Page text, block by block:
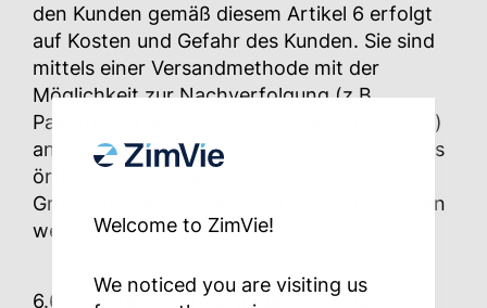
den Kunden gemäß diesem Artikel 6 erfolgt
auf Kosten und Gefahr des Kunden. Sie sind
mittels einer Versandmethode mit der
Möglichkeit zur Nachverfolgung (z.B.
Paketdienst wie UPS, DHL, Fedex, TNT, etc.)
an das ZimVie Distributionszentrum oder das
örtliche Warenlager zurückzusenden. Der
Grund für die Rücksendung muss angegeben
werden.
6.6 Sofern und nur in dem Fall, dass
Welcome to ZimVie!
We noticed you are visiting us